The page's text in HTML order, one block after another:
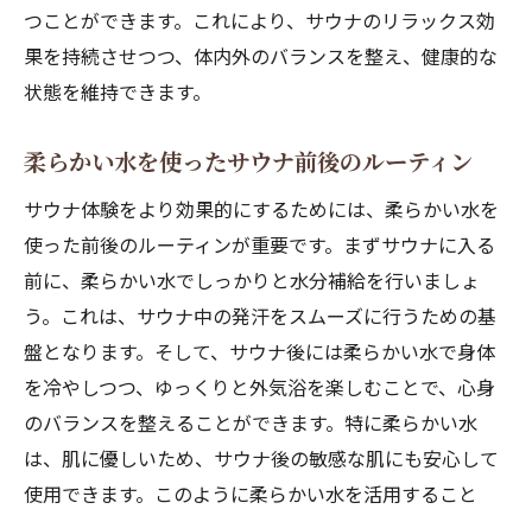
つことができます。これにより、サウナのリラックス効
果を持続させつつ、体内外のバランスを整え、健康的な
状態を維持できます。
柔らかい水を使ったサウナ前後のルーティン
サウナ体験をより効果的にするためには、柔らかい水を
使った前後のルーティンが重要です。まずサウナに入る
前に、柔らかい水でしっかりと水分補給を行いましょ
う。これは、サウナ中の発汗をスムーズに行うための基
盤となります。そして、サウナ後には柔らかい水で身体
を冷やしつつ、ゆっくりと外気浴を楽しむことで、心身
のバランスを整えることができます。特に柔らかい水
は、肌に優しいため、サウナ後の敏感な肌にも安心して
使用できます。このように柔らかい水を活用すること